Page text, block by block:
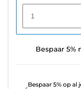
1
Bespaar 5%
Bespaar 5% op